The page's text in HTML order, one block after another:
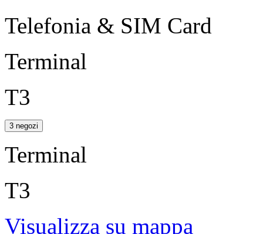
Telefonia & SIM Card
Terminal
T3
3 negozi
Terminal
T3
Visualizza su mappa